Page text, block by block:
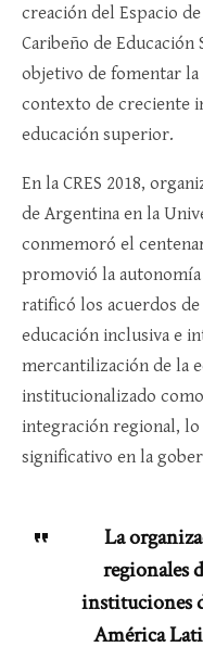
creación del Espacio
Caribeño de Educación
objetivo de fomentar
contexto de creciente
educación superior.
En la CRES 2018,
de Argentina en la
conmemoró el
promovió la
ratificó los acuerdos de
educación inclusiva e
mercantilización de la
institucionalizado
integración regional, lo
significativo en la
La
regionales
instituciones
América